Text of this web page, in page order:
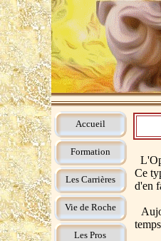
Accueil
Formation
Les Carrières
Vie de Roche
Les Pros
Ce
d'en